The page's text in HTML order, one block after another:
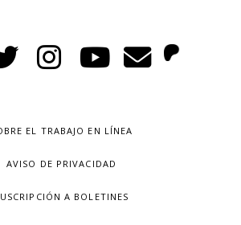
EL TRABAJO EN LÍNEA
AVISO DE PRIVACIDAD
A BOLETINES